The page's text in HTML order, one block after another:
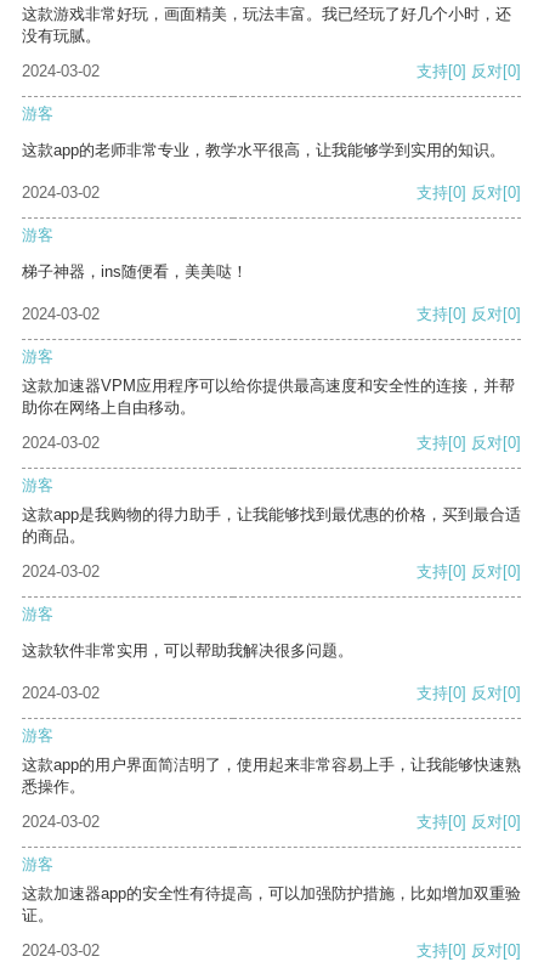
这款游戏非常好玩，画面精美，玩法丰富。我已经玩了好几个小时，还
没有玩腻。
2024-03-02
支持[0] 反对[0]
游客
这款app的老师非常专业，教学水平很高，让我能够学到实用的知识。
2024-03-02 支持[0] 反对[0]
游客
梯子神器，ins随便看，美美哒！
2024-03-02 支持[0] 反对[0]
游客
这款加速器VPM应用程序可以给你提供最高速度和安全性的连接，并帮
助你在网络上自由移动。
2024-03-02
支持[0] 反对[0]
游客
这款app是我购物的得力助手，让我能够找到最优惠的价格，买到最合适
的商品。
2024-03-02
支持[0] 反对[0]
游客
这款软件非常实用，可以帮助我解决很多问题。
2024-03-02 支持[0] 反对[0]
游客
这款app的用户界面简洁明了，使用起来非常容易上手，让我能够快速熟
悉操作。
2024-03-02
支持[0] 反对[0]
游客
这款加速器app的安全性有待提高，可以加强防护措施，比如增加双重验
证。
2024-03-02
支持[0] 反对[0]